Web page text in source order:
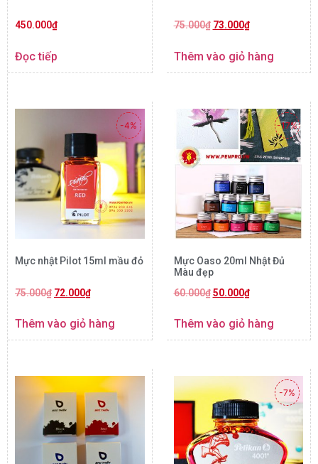
450.000₫
Đọc tiếp
75.000₫ 73.000₫
Thêm vào giỏ hàng
-4%
Mực nhật Pilot 15ml mầu đỏ
75.000₫ 72.000₫
Thêm vào giỏ hàng
-17%
Mực Oaso 20ml Nhật Đủ
Màu đẹp
60.000₫ 50.000₫
Thêm vào giỏ hàng
-7%